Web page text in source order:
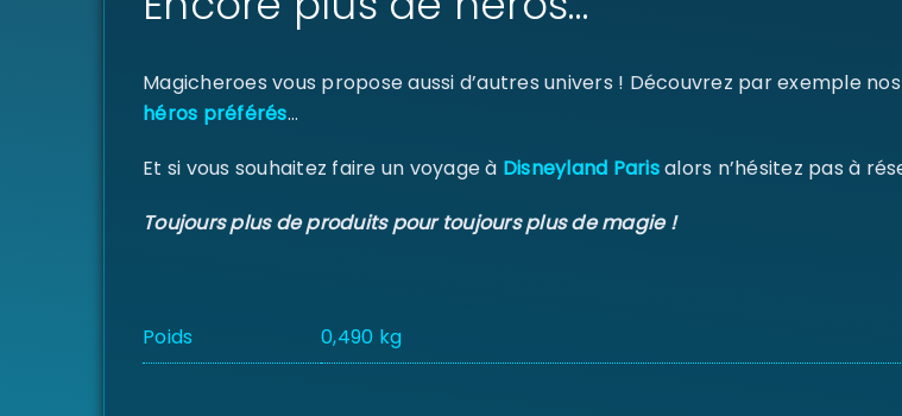
Magicheroes vous propose aussi d’autres univers ! Découvrez par exemple
héros préférés…
Et si vous souhaitez faire un voyage à Disneyland Parisalors n’hésitez pas à
Toujours plus de produits pour toujours plus de magie !
Poids 0,490 kg